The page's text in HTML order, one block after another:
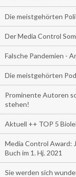
Die meistgehörten
Der Media Control
Falsche Pandemien -
Die meistgehörten
Prominente Autoren
stehen!
Aktuell ++ TOP 5
Media Control Award:
Buch im 1. Hj. 2021
Sie werden sich